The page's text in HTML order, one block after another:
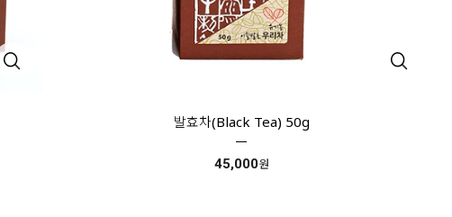
발효차(Black Tea) 50g
45,000원